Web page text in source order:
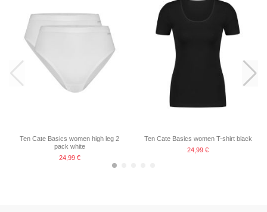
Ten Cate Basics women high leg 2
pack white
24,99 €
Ten Cate Basics women T-shirt black
24,99 €